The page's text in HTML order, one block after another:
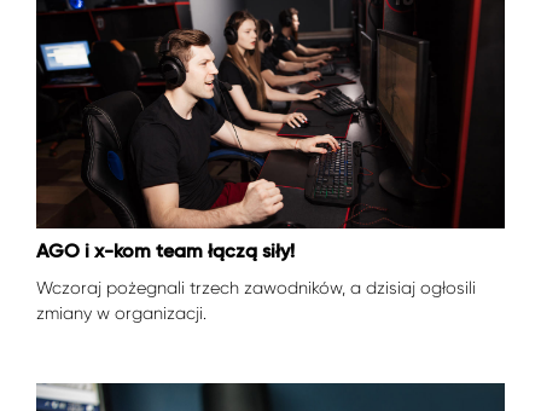
AGO i x-kom team łączą siły!
Wczoraj pożegnali trzech zawodników, a dzisiaj ogłosili
zmiany w organizacji.